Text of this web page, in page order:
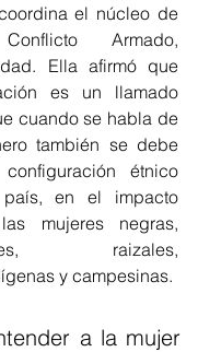
el núcleo de
Armado,
Ella afirmó que
es un llamado
cuando se habla de
también se debe
étnico
en el impacto
mujeres negras,
raizales,
y campesinas.
a la mujer